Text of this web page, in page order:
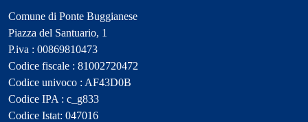
Comune di Ponte Buggianese
Piazza del Santuario, 1
P.iva : 00869810473
Codice fiscale : 81002720472
Codice univoco : AF43D0B
Codice IPA : c_g833
Codice Istat: 047016